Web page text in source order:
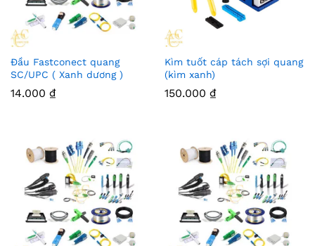
Đầu Fastconect quang
SC/UPC ( Xanh dương )
14.000 ₫
Kìm tuốt cáp tách sợi quang
(kìm xanh)
150.000 ₫